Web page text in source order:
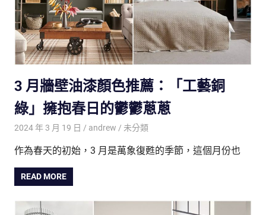
3 月牆壁油漆顏色推薦：「工藝銅
綠」擁抱春日的鬱鬱蔥蔥
2024 年 3 月 19 日 andrew 未分類
作為春天的初始，3 月是萬象復甦的季節，這個月份也
READ MORE